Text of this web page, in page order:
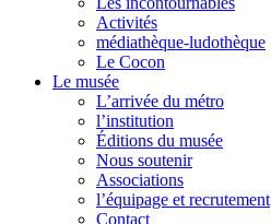
Activités
médiathèque-ludothèque
Le Cocon
Le musée
L’arrivée du métro
l’institution
Éditions du musée
Nous soutenir
Associations
l’équipage et recrutement
Contact